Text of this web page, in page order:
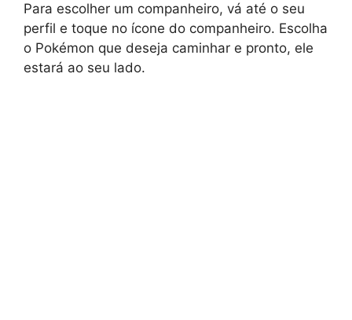
Para escolher um companheiro, vá até o seu
perfil e toque no ícone do companheiro. Escolha
o Pokémon que deseja caminhar e pronto, ele
estará ao seu lado.